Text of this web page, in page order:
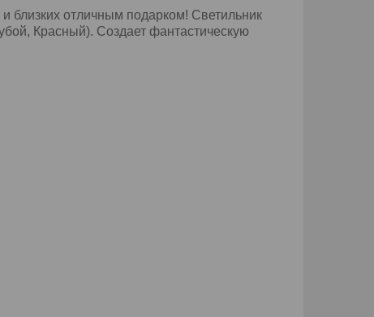
близких отличным подарком! Светильник
Красный). Создает фантастическую